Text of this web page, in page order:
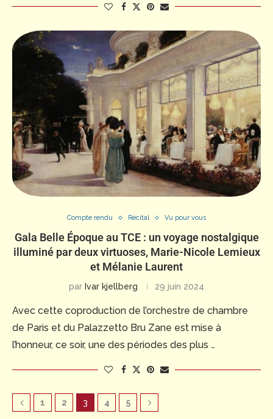
Compte rendu Récital Vu pour vous
Gala Belle Époque au TCE : un voyage nostalgique
illuminé par deux virtuoses, Marie-Nicole Lemieux
et Mélanie Laurent
par Ivar kjellberg 29 juin 2024
Avec cette coproduction de l’orchestre de chambre
de Paris et du Palazzetto Bru Zane est mise à
l’honneur, ce soir, une des périodes des plus …
1 2 3 4 5